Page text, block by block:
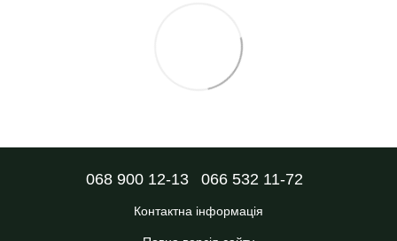
068 900 12-13 066 532 11-72
Контактна інформація